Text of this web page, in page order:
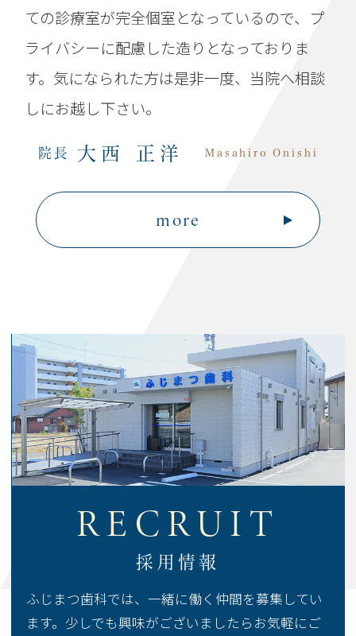
ての診療室が完全個室となっているので、プ
ライバシーに配慮した造りとなっておりま
す。気になられた方は是非一度、当院へ相談
しにお越し下さい。
院長 大西 正洋 Masahiro Onishi
more
RECRUIT
採用情報
ふじまつ歯科では、一緒に働く仲間を募集してい
ます。 少しでも興味がございましたらお気軽にご